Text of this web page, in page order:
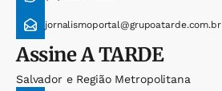
jornalismoportal@grupoatarde.com.br
AssineA TARDE
Salvador e Região Metropolitana